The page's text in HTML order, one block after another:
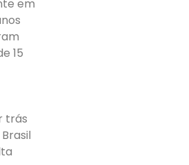
em
15
trás